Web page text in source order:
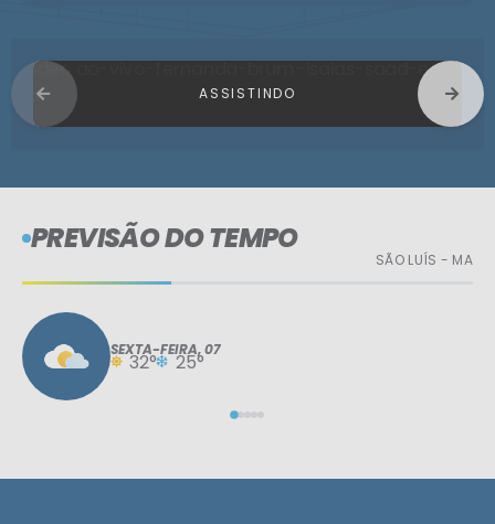
PREVISÃO DO TEMPO
SÃO LUÍS - MA
SEXTA-FEIRA 07
32° 25°